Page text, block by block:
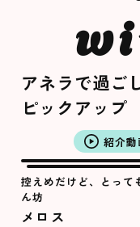
アネラで過ご
ピックアップ
紹介動
控えめだけど、とって
ん坊
メロス